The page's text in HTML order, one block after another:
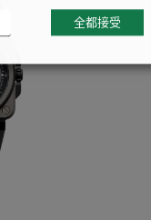
全都接受